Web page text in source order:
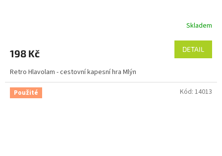
Skladem
198 Kč DETAIL
Retro Hlavolam - cestovní kapesní hra Mlýn
Použité Kód: 14013